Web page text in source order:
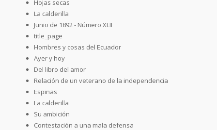
Hojas secas
La calderilla
Junio de 1892 - Número XLII
title_page
Hombres y cosas del Ecuador
Ayer y hoy
Del libro del amor
Relación de un veterano de la independencia
Espinas
La calderilla
Su ambición
Contestación a una mala defensa